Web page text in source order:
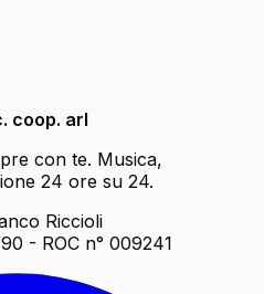
coop. arl
con te. Musica,
24 ore su 24.
Riccioli
- ROC n° 009241